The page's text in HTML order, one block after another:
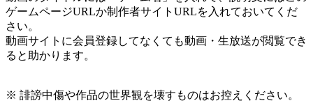
ゲームページURLか制作者サイトURLを入れておいてくだ
さい。
動画サイトに会員登録してなくても動画・生放送が閲覧でき
ると助かります。
※ 誹謗中傷や作品の世界観を壊すものはお控えください。